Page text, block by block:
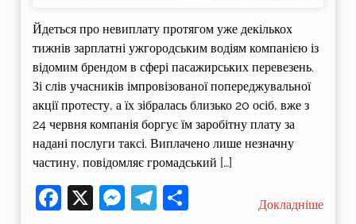
Йдеться про невиплату протягом уже декількох
тижнів зарплатні ужгородським водіям компанією із
відомим брендом в сфері пасажирських перевезень.
Зі слів учасників імпровізованої попереджувальної
акції протесту, а їх зібралась близько 20 осіб, вже з
24 червня компанія боргує їм заробітну плату за
надані послуги таксі. Виплачено лише незначну
частину, повідомляє громадський […]
Facebook
X Messenger
Telegram
Поділитися
Докладніше